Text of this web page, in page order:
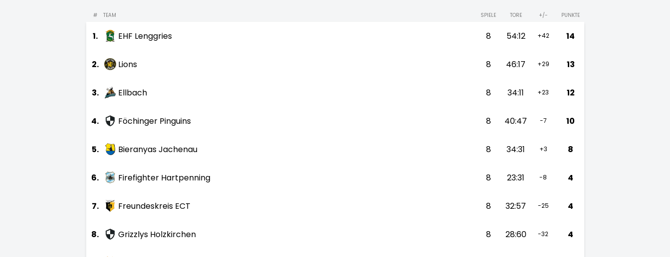
# TEAM SPIELE TORE +/- PUNKTE
1. EHF Lenggries 8 54:12 +42 14
2. Lions 8 46:17 +29 13
3. Ellbach 8 34:11 +23 12
4. Föchinger Pinguins 8 40:47 -7 10
5. Bieranyas Jachenau 8 34:31 +3 8
6. Firefighter Hartpenning 8 23:31 -8 4
7. Freundeskreis ECT 8 32:57 -25 4
8. Grizzlys Holzkirchen 8 28:60 -32 4